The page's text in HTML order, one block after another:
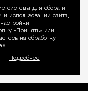
системы для сбора и
и использовании сайта,
«Принять» или
на обработку
Подробнее